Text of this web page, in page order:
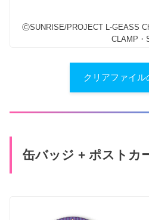
ⒸSUNRISE/PROJECT L-GEASS
CLAMP・
クリアファイル
缶バッジ + ポストカ